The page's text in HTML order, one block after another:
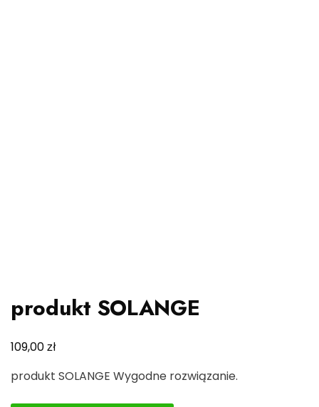
produkt SOLANGE
109,00zł
produkt SOLANGE Wygodne rozwiązanie.